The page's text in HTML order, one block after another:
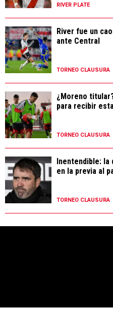
RIVER PLATE
River fue un
ante Central
TORNEO CLAUSURA
¿Moreno
para recibir
TORNEO CLAUSURA
Inentendible: la
en la previa al
TORNEO CLAUSURA